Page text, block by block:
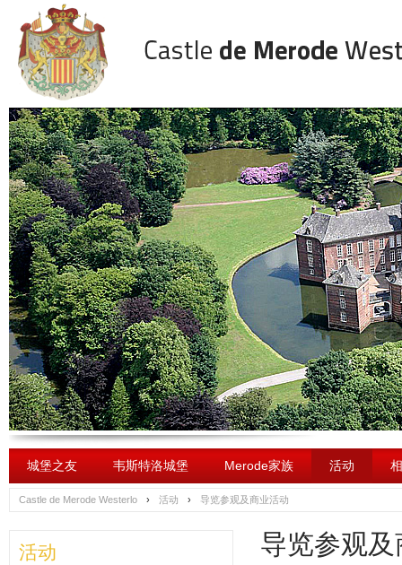
城堡之友 韦斯特洛城堡 Merode家族 活动
Castle de Merode Westerlo › 活动 › 导览参观及商业活动
活动 导览参观